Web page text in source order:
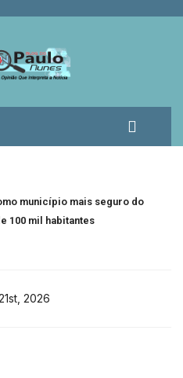
município mais seguro do
100 mil habitantes
2026